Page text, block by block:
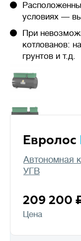
условиях —
При
котлованов:
грунтов и т.д.
Евролос
Автономная
УГВ
209 200
Цена